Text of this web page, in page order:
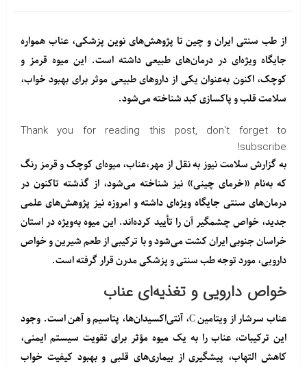
از طب سنتی ایران و چین تا پژوهش‌های نوین پزشکی، عناب همواره
جایگاه ویژه‌ای در درمان‌های طبیعی داشته است. این میوه قرمز و
کوچک، اکنون به‌عنوان یکی از داروهای طبیعی موثر برای بهبود خواب،
سلامت قلب و پاکسازی کبد شناخته می‌شود.
Thank you for reading this post, don't forget to
subscribe!
به گزارش سلامت نیوز به نقل از مهر،عناب، میوه‌ای کوچک و قرمز رنگ
که به‌نام «خرمای چینی» نیز شناخته می‌شود، از گذشته تاکنون در
درمان‌های سنتی جایگاه ویژه‌ای داشته و امروزه نیز پژوهش‌های علمی
جدید، خواص چشمگیر آن را تأیید کرده‌اند. این میوه به‌ویژه در استان
خراسان جنوبی ایران کشت می‌شود و با ترکیبی از طعم شیرین و خواص
دارویی، مورد توجه طب سنتی و پزشکی مدرن قرار گرفته است.
خواص دارویی و تغذیه‌ای عناب
عناب سرشار از ویتامین C، آنتی‌اکسیدان‌ها، پتاسیم و آهن است. وجود
این ترکیبات، عناب را به یک میوه مؤثر برای تقویت سیستم ایمنی،
کاهش التهاب، پیشگیری از بیماری‌های قلبی و بهبود کیفیت خواب